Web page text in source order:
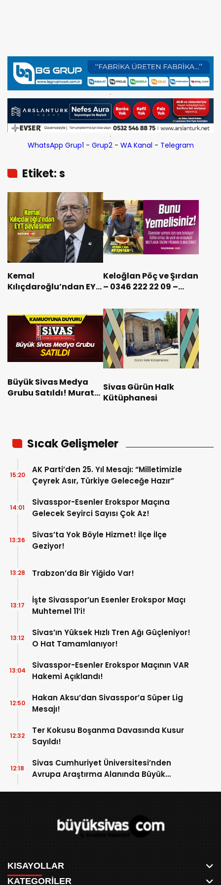
WhatsApp Grup1 - Grup2- WA Kanal - Telegram
Etiket: s
Kemal
Kılıçdaroğlu’ndan EYT
Keloğlan Pöç ve Şırdan
– 0346 222 22 09 –
otel yanında
Büyük Sivas Medya
Grubu Satıldı! Murat
Sivas Gürün Halk
Kütüphanesi
Sıcak Gelişmeler
AK Parti’den 25. Yıl Mesajı: “Milletimizle
Çeyrek Asır, Türkiye Geleceğe Hazır”
15:20
Sivasspor-Esenler Erokspor Maçına
Gelecek Seyirci Sayısı Çok Az!
14:01
Sivas’ta Yok Böyle Hizmet! İlçe İlçe
Geziyor!
13:36
Trabzon’da Bir Yiğido Var!
13:28
İşte Sivasspor’un Esenler Erokspor Maçı
Muhtemel 11’i!
13:17
Sivas’ın Yüksek Hızlı Tren Ağı Güçleniyor!
O Hat Tamamlanıyor!
13:12
Sivasspor-Esenler Erokspor Maçının VAR
Hakemi Açıklandı!
13:04
Hakan Aksu’dan Sivasspor’a Süper Lig
Mesajı!
12:50
Ter Kokusu Boşanma Davasında Kusur
Sayıldı!
12:32
Sivas Cumhuriyet Üniversitesi’nden
Avrupa Araştırma Alanında Büyük
12:18
KISAYOLLAR
KATEGORİLER